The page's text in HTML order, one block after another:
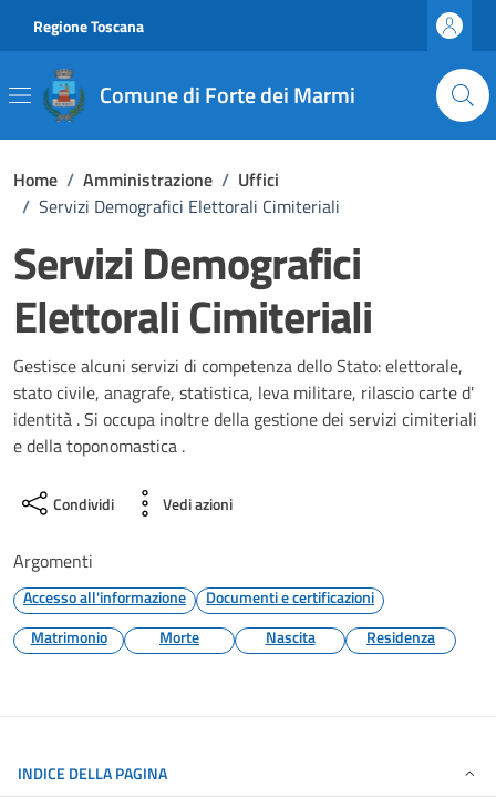
Regione Toscana
Comune di Forte dei Marmi
Home / Amministrazione / Uffici
/ Servizi Demografici Elettorali Cimiteriali
Servizi Demografici
Elettorali Cimiteriali
Gestisce alcuni servizi di competenza dello Stato: elettorale,
stato civile, anagrafe, statistica, leva militare, rilascio carte d'
identità . Si occupa inoltre della gestione dei servizi cimiteriali
e della toponomastica .
Condividi Vedi azioni
Argomenti
Accesso all'informazione
Documenti e certificazioni
Matrimonio
Morte Nascita Residenza
INDICE DELLA PAGINA